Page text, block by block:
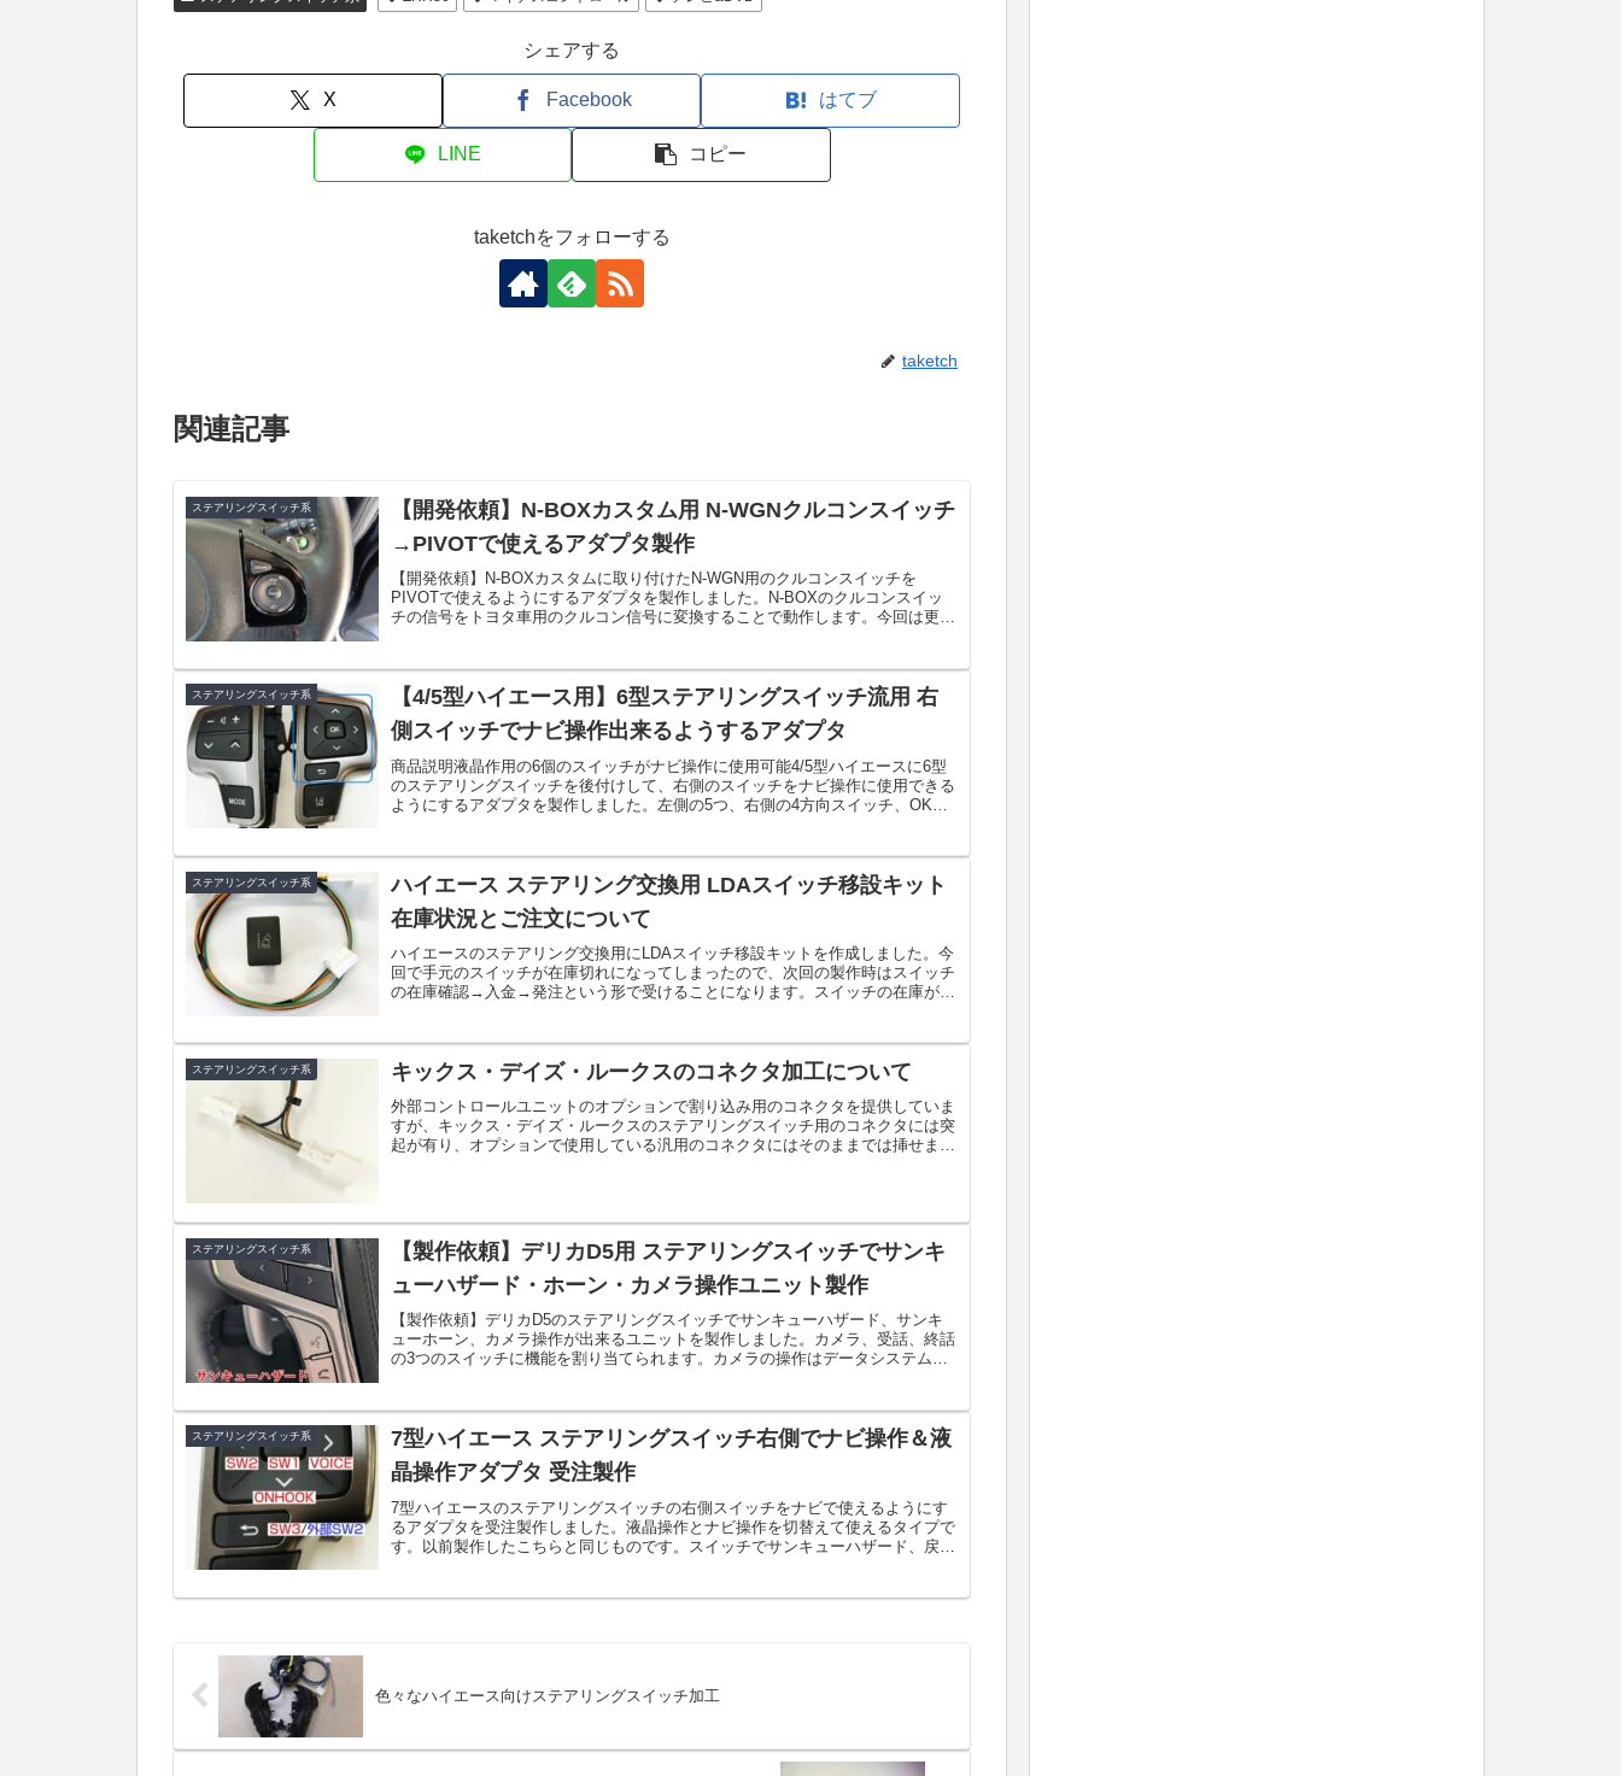
シェアする
X Facebook はてブ
LINE コピー
taketchをフォローする
taketch
関連記事
ステアリングスイッチ系
【開発依頼】N-BOXカスタム用 N-WGNクルコンスイッチ
→PIVOTで使えるアダプタ製作
【開発依頼】N-BOXカスタムに取り付けたN-WGN用のクルコンスイッチを
PIVOTで使えるようにするアダプタを製作しました。N-BOXのクルコンスイッ
チの信号をトヨタ車用のクルコン信号に変換することで動作します。今回は更に
ステアリングスイッチ系
【4/5型ハイエース用】6型ステアリングスイッチ流用 右
側スイッチでナビ操作出来るようするアダプタ
商品説明液晶作用の6個のスイッチがナビ操作に使用可能4/5型ハイエースに6型
のステアリングスイッチを後付けして、右側のスイッチをナビ操作に使用できる
ようにするアダプタを製作しました。左側の5つ、右側の4方向スイッチ、OK、
ステアリングスイッチ系
ハイエース ステアリング交換用 LDAスイッチ移設キット
在庫状況とご注文について
ハイエースのステアリング交換用にLDAスイッチ移設キットを作成しました。今
回で手元のスイッチが在庫切れになってしまったので、次回の製作時はスイッチ
の在庫確認→入金→発注という形で受けることになります。スイッチの在庫がメ
ステアリングスイッチ系 キックス・デイズ・ルークスのコネクタ加工について
外部コントロールユニットのオプションで割り込み用のコネクタを提供していま
すが、キックス・デイズ・ルークスのステアリングスイッチ用のコネクタには突
起が有り、オプションで使用している汎用のコネクタにはそのままでは挿せませ
ステアリングスイッチ系
【製作依頼】デリカD5用 ステアリングスイッチでサンキ
ューハザード・ホーン・カメラ操作ユニット製作
【製作依頼】デリカD5のステアリングスイッチでサンキューハザード、サンキ
ューホーン、カメラ操作が出来るユニットを製作しました。カメラ、受話、終話
の3つのスイッチに機能を割り当てられます。カメラの操作はデータシステムの
ステアリングスイッチ系
7型ハイエース ステアリングスイッチ右側でナビ操作＆液
晶操作アダプタ 受注製作
7型ハイエースのステアリングスイッチの右側スイッチをナビで使えるようにす
るアダプタを受注製作しました。液晶操作とナビ操作を切替えて使えるタイプで
す。以前製作したこちらと同じものです。スイッチでサンキューハザード、戻る
色々なハイエース向けステアリングスイッチ加工